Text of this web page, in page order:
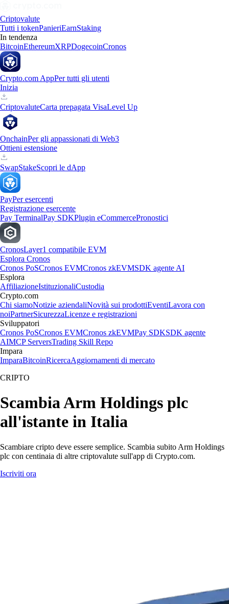
Criptovalute
Tutti i tokenPanieriEarnStaking
In tendenza
BitcoinEthereumXRPDogecoinCronos
Crypto.com AppPer tutti gli utenti
Inizia
CriptovaluteCarta prepagata VisaLevel Up
OnchainPer gli appassionati di Web3
Ottieni estensione
SwapStakeScopri le dApp
PayPer esercenti
Registrazione esercente
Pay TerminalPay SDKPlugin eCommercePronostici
CronosLayer1 compatibile EVM
Esplora Cronos
Cronos PoSCronos EVMCronos zkEVMSDK agente AI
Esplora
AffiliazioneIstituzionaliCustodia
Crypto.com
Chi siamoNotizie aziendaliNovità sui prodottiEventiLavora con
noiPartnerSicurezzaLicenze e registrazioni
Sviluppatori
Cronos PoSCronos EVMCronos zkEVMPay SDKSDK agente
AIMCP ServersTrading Skill Repo
Impara
ImparaBitcoinRicercaAggiornamenti di mercato
CRIPTO
Scambia Arm Holdings plc
all'istante in Italia
Scambiare cripto deve essere semplice. Scambia subito Arm Holdings
plc con centinaia di altre criptovalute sull'app di Crypto.com.
Iscriviti ora